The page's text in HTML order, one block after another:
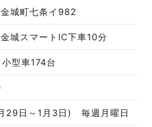
城町七条イ982
城スマートIC下車10分
型車174台
29日～1月3日) 毎週月曜日